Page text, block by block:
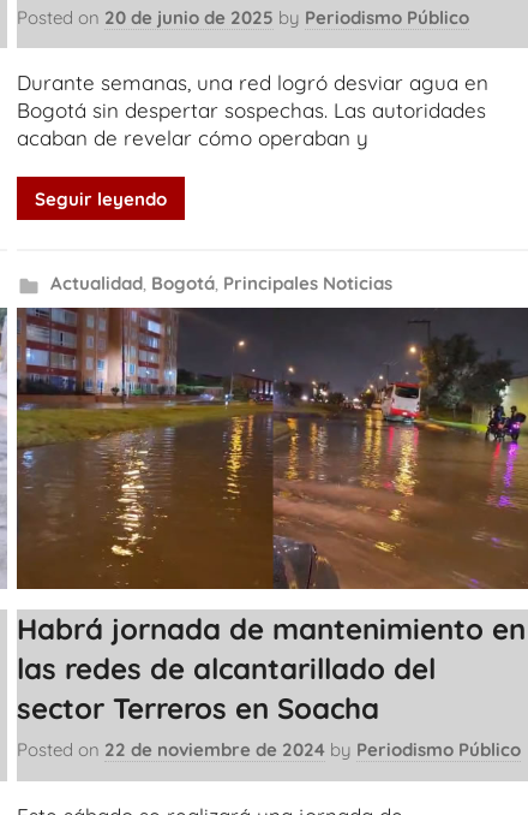
Posted on 20 de junio de 2025 by Periodismo Público
Durante semanas, una red logró desviar agua en
Bogotá sin despertar sospechas. Las autoridades
acaban de revelar cómo operaban y
Seguir leyendo
Actualidad, Bogotá, Principales Noticias
Habrá jornada de mantenimiento en
las redes de alcantarillado del
sector Terreros en Soacha
Posted on 22 de noviembre de 2024 by Periodismo Público